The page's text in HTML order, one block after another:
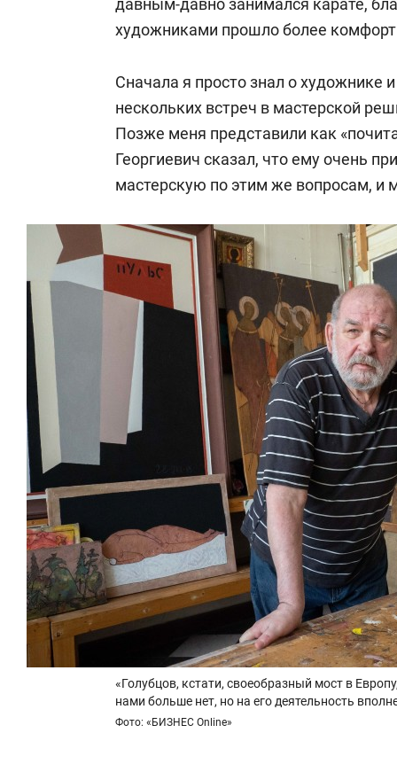
давным-давно занимался карате,
художниками прошло более
Сначала я просто знал о художнике
нескольких встреч в мастерской
Позже меня представили как
Георгиевич сказал, что ему очень
мастерскую по этим же вопросам, и
«Голубцов, кстати, своеобразный мост в
нами больше нет, но на его деятельность
Фото: «БИЗНЕС Online»